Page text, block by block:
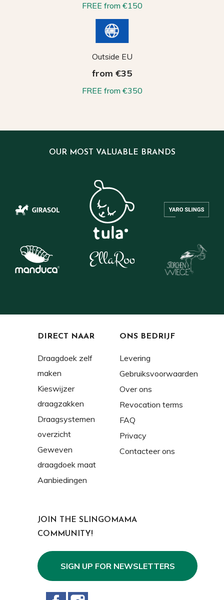
FREE from €150
Outside EU
from €35
FREE from €350
OUR MOST VALUABLE BRANDS
DIRECT NAAR
Draagdoek zelf
maken
Kieswijzer
draagzakken
Draagsystemen
overzicht
Geweven
draagdoek maat
Aanbiedingen
ONS BEDRIJF
Levering
Gebruiksvoorwaarden
Over ons
Revocation terms
FAQ
Privacy
Contacteer ons
JOIN THE SLINGOMAMA
COMMUNITY!
SIGN UP FOR NEWSLETTERS
Facebook